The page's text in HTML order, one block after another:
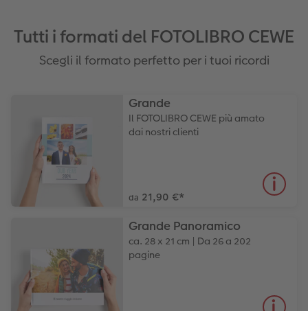
Tutti i formati del FOTOLIBRO CEWE
Scegli il formato perfetto per i tuoi ricordi
Grande
Il FOTOLIBRO CEWE più amato
dai nostri clienti
da 21,90 €*
Grande Panoramico
ca. 28 x 21 cm | Da 26 a 202
pagine